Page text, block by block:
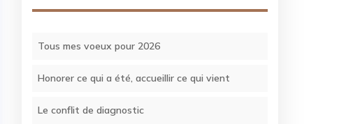
Tous mes voeux pour 2026
Honorer ce qui a été, accueillir ce qui vient
Le conflit de diagnostic